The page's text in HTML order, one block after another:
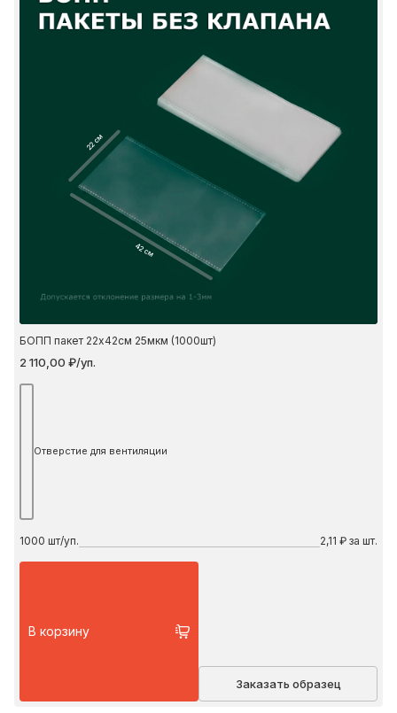
22 см
42 см
БОПП пакет 22х42см 25мкм (1000шт)
2 110,00 ₽/уп.
Отверстие для вентиляции
1000 шт/уп. 2,11 ₽ за шт.
В корзину
Заказать образец